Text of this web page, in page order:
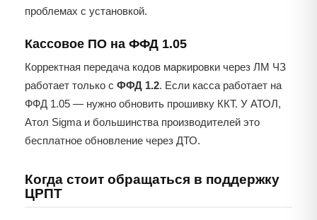
проблемах с установкой.
Кассовое ПО на ФФД 1.05
Корректная передача кодов маркировки через ЛМ ЧЗ
работает только с ФФД 1.2. Если касса работает на
ФФД 1.05 — нужно обновить прошивку ККТ. У АТОЛ,
Атол Sigma и большинства производителей это
бесплатное обновление через ДТО.
Когда стоит обращаться в поддержку
ЦРПТ